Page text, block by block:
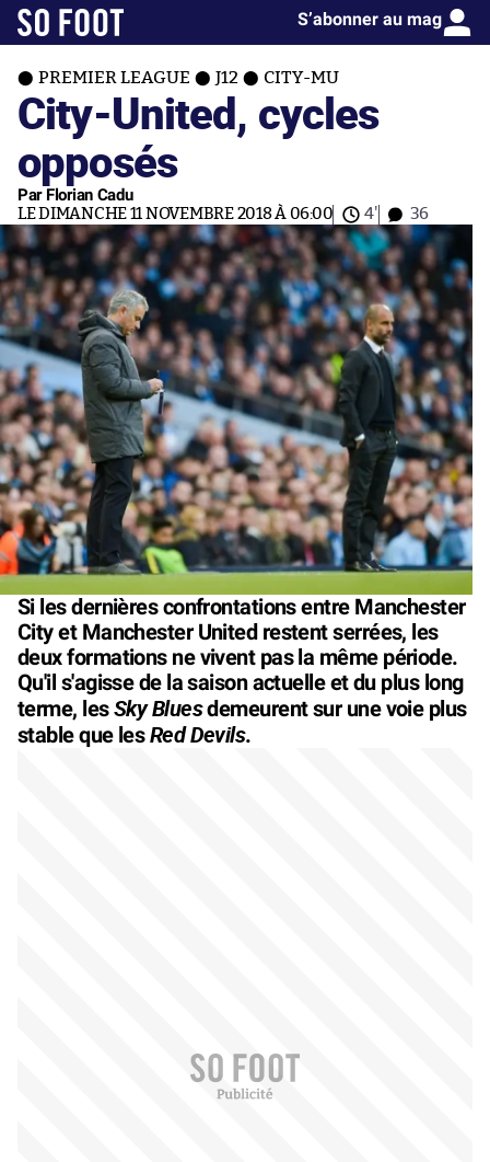
S’abonner au mag
PREMIER LEAGUE J12 CITY-MU
City-United, cycles
opposés
Par Florian Cadu
LE DIMANCHE 11 NOVEMBRE 2018 À 06:00 4' 36
Si les dernières confrontations entre Manchester
City et Manchester United restent serrées, les
deux formations ne vivent pas la même période.
Qu'il s'agisse de la saison actuelle et du plus long
terme, lesSky Bluesdemeurent sur une voie plus
stable que lesRed Devils.